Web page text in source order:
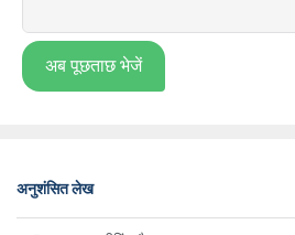
अब पूछताछ भेजें
अनुशंसित लेख